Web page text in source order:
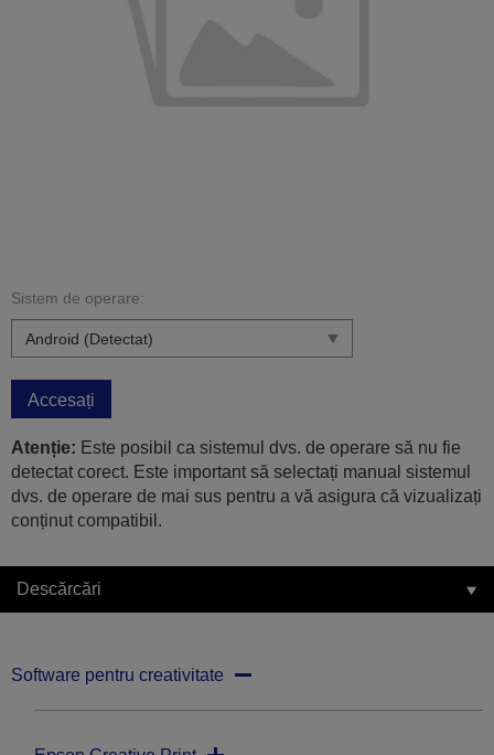
Sistem de operare:
Accesați
Atenție: Este posibil ca sistemul dvs. de operare să nu fie
detectat corect. Este important să selectați manual sistemul
dvs. de operare de mai sus pentru a vă asigura că vizualizați
conținut compatibil.
Descărcări
Software pentru creativitate